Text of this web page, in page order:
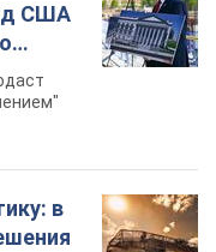
США
млн
в